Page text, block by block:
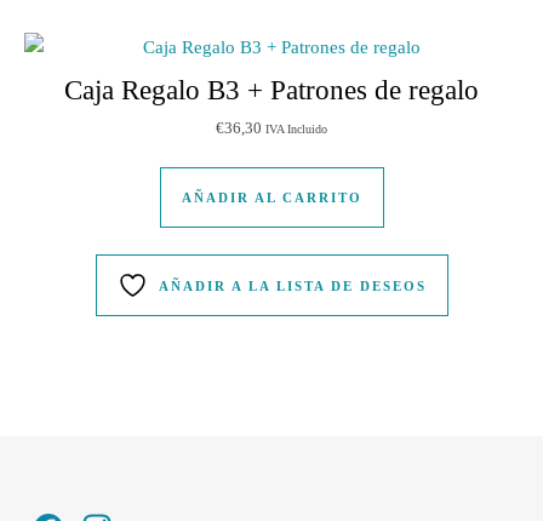
Caja Regalo B3 + Patrones de regalo
€36,30 IVA Incluido
AÑADIR AL CARRITO
AÑADIR A LA LISTA DE DESEOS